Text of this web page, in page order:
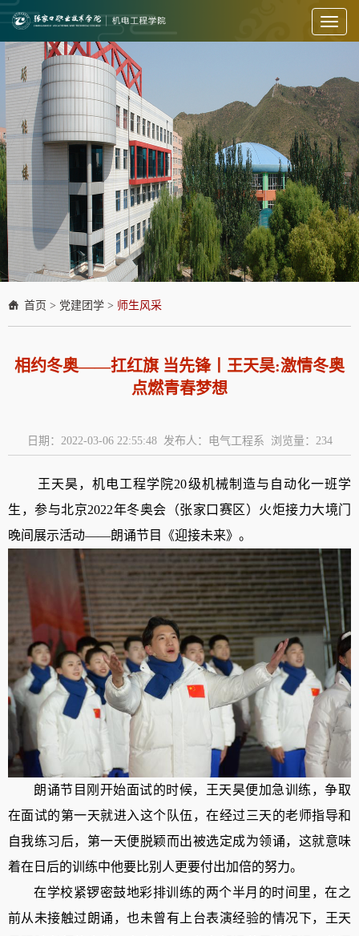
Toggle
首页 > 党建团学 > 师生风采
相约冬奥——扛红旗 当先锋丨王天昊:激情冬奥
点燃青春梦想
日期：2022-03-06 22:55:48 发布人：电气工程系 浏览量： 234
王天昊，机电工程学院20级机械制造与自动化一班学
生，参与北京2022年冬奥会（张家口赛区）火炬接力大境门
晚间展示活动——朗诵节目《迎接未来》。
朗诵节目刚开始面试的时候，王天昊便加急训练，争取
在面试的第一天就进入这个队伍，在经过三天的老师指导和
自我练习后，第一天便脱颖而出被选定成为领诵，这就意味
着在日后的训练中他要比别人更要付出加倍的努力。
在学校紧锣密鼓地彩排训练的两个半月的时间里，在之
前从未接触过朗诵，也未曾有上台表演经验的情况下，王天